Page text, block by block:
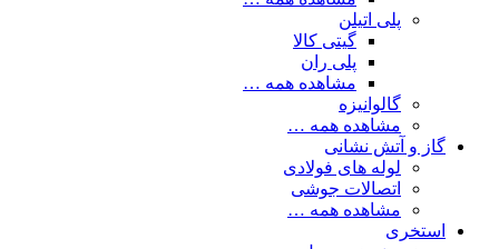
پلی اتیلن
گیتی کالا
پلی ران
مشاهده همه …
گالوانیزه
مشاهده همه …
گاز و آتش نشانی
لوله های فولادی
اتصالات جوشی
مشاهده همه …
استخری